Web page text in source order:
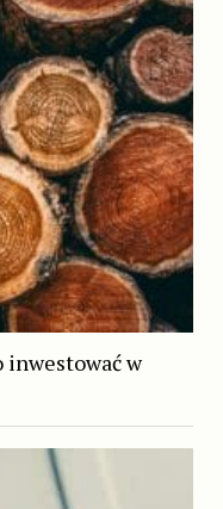
inwestować w